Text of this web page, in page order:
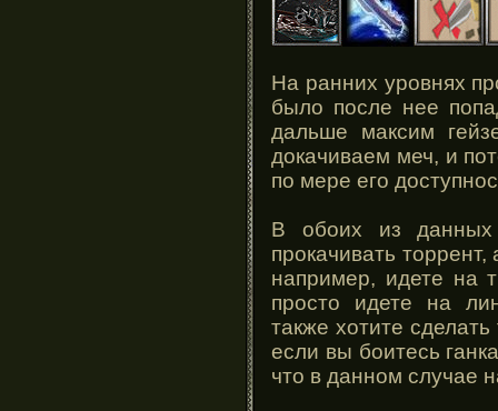
На ранних уровнях
было после нее
дальше максим
докачиваем меч, и
по мере его
В обоих из данных
прокачивать
например, идете на
просто идете на
также хотите
если вы боитесь
что в данном случае